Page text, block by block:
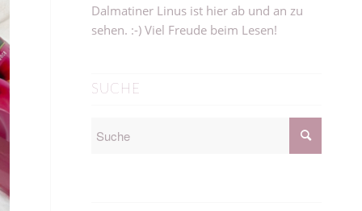
Dalmatiner Linus ist hier ab und an zu
sehen. :-) Viel Freude beim Lesen!
SUCHE